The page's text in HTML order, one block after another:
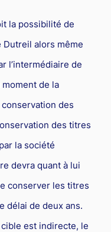
la possibilité de
Dutreil alors même
l’intermédiaire de
de la
des
des titres
la société
devra quant à lui
conserver les titres
délai de deux ans.
est indirecte, le